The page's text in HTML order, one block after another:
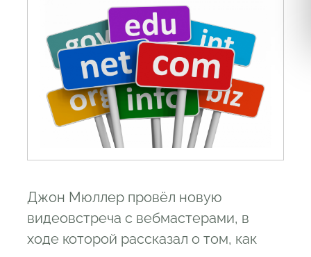
Джон Мюллер провёл новую
видеовстреча с вебмастерами, в
ходе которой рассказал о том, как